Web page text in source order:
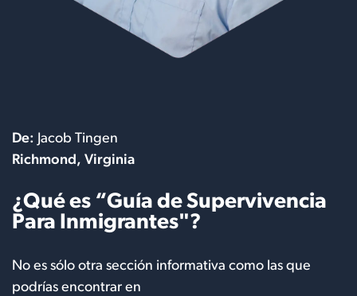
De: Jacob Tingen
Richmond, Virginia
¿Qué es “Guía de Supervivencia
Para Inmigrantes"?
No es sólo otra sección informativa como las que
podrías encontrar en